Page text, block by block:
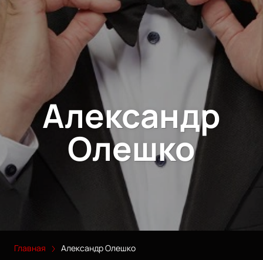
Александр
Олешко
Главная Александр Олешко